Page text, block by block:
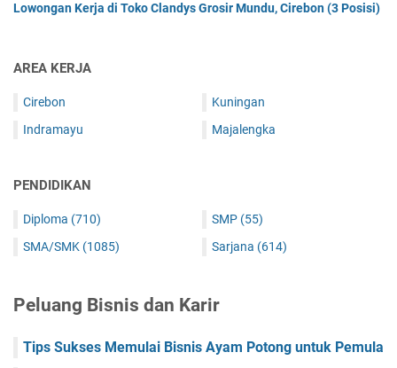
Lowongan Kerja di Toko Clandys Grosir Mundu, Cirebon (3 Posisi)
AREA KERJA
Cirebon
Indramayu
Kuningan
Majalengka
PENDIDIKAN
Diploma (710)
SMA/SMK (1085)
SMP (55)
Sarjana (614)
Peluang Bisnis dan Karir
Tips Sukses Memulai Bisnis Ayam Potong untuk Pemula